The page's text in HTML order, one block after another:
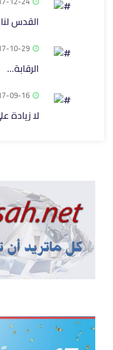
القدس لنا
10-29
الرقابة...
09-16
لا زيادة